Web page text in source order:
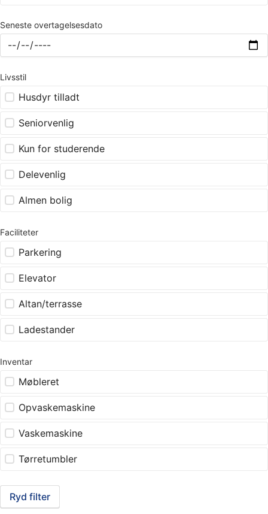
Seneste overtagelsesdato
Livsstil
Husdyr tilladt
Seniorvenlig
Kun for studerende
Delevenlig
Almen bolig
Faciliteter
Parkering
Elevator
Altan/terrasse
Ladestander
Inventar
Møbleret
Opvaskemaskine
Vaskemaskine
Tørretumbler
Ryd filter